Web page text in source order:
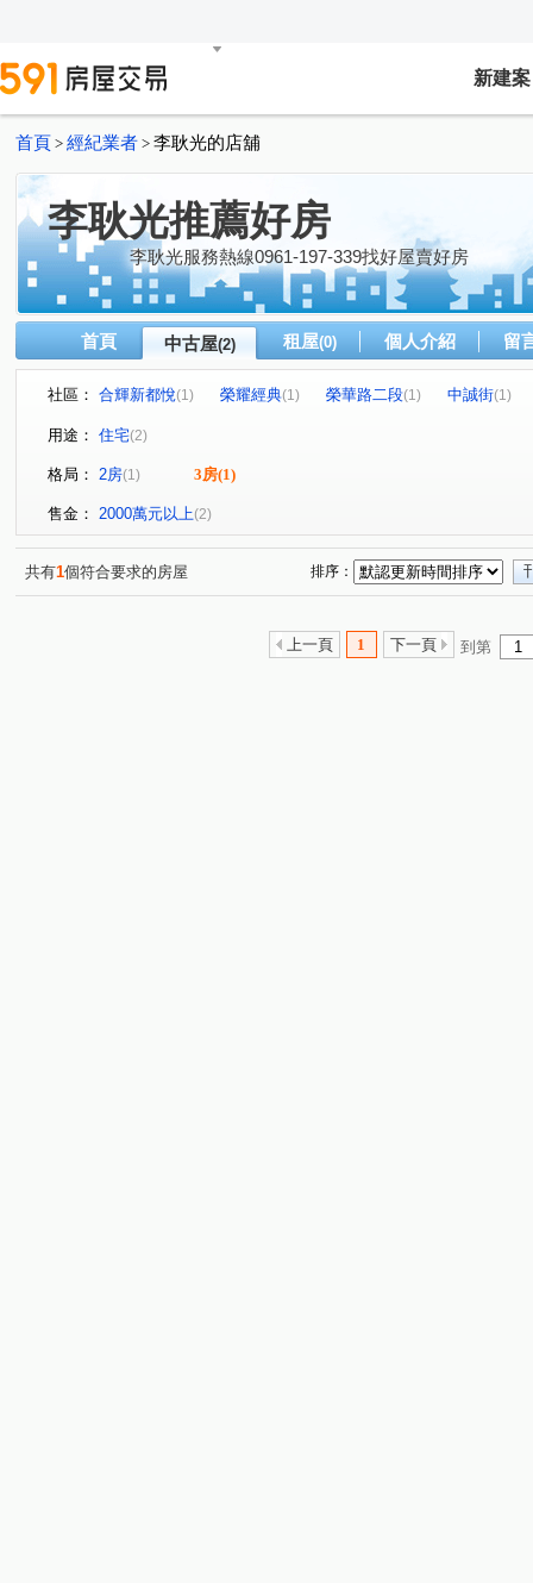
新建案
首頁 > 經紀業者 > 李耿光的店舖
李耿光推薦好房
李耿光服務熱線0961-197-339找好屋賣好房
首頁 中古屋(2) 租屋(0) 個人介紹 留
社區： 合輝新都悅(1) 榮耀經典(1) 榮華路二段(1) 中誠街(1)
用途： 住宅(2)
格局： 2房(1) 3房(1)
售金： 2000萬元以上(2)
共有1個符合要求的房屋 排序：
上一頁 1 下一頁 到第